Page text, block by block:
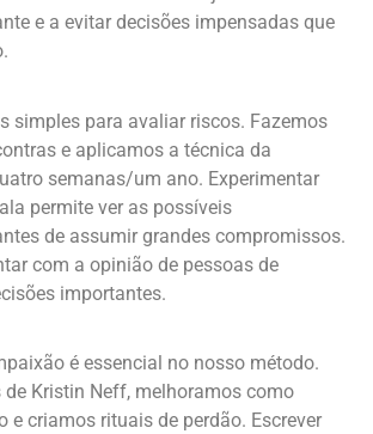
e a evitar decisões impensadas que
simples para avaliar riscos. Fazemos
e aplicamos a técnica da
semanas/um ano. Experimentar
permite ver as possíveis
de assumir grandes compromissos.
com a opinião de pessoas de
importantes.
é essencial no nosso método.
Kristin Neff, melhoramos como
e criamos rituais de perdão. Escrever